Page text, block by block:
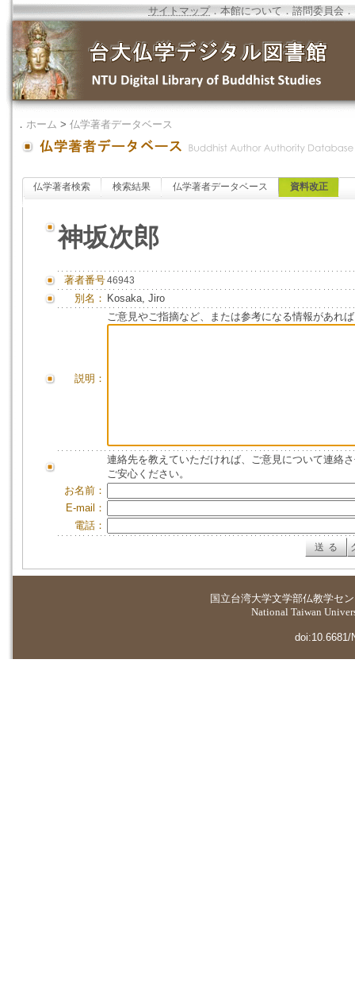
サイトマップ．本館について ．諮問委員会 ．
． ホーム > 仏学著者データベース
仏学著者検索 検索結果 仏学著者データベース 資料改正
神坂次郎
著者番号46943
別名： Kosaka, Jiro
説明：
ご意見やご指摘など、または参考になる情報があれ
連絡先を教えていただければ、ご意見について連絡
ご安心ください。
お名前：
E-mail：
電話：
国立台湾大学文学部仏教学セ
National Taiwan
doi:10.6681/